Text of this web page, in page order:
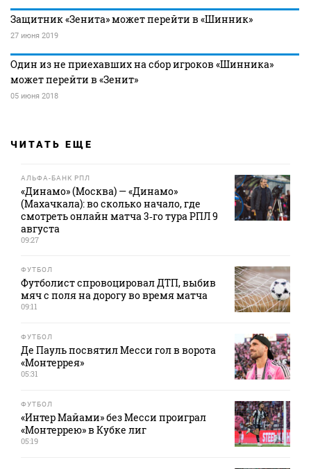
Защитник «Зенита» может перейти в «Шинник»
27 июня 2019
Один из не приехавших на сбор игроков «Шинника»
может перейти в «Зенит»
05 июня 2018
ЧИТАТЬ ЕЩЕ
АЛЬФА-БАНК РПЛ
«Динамо» (Москва) — «Динамо»
(Махачкала): во сколько начало, где
смотреть онлайн матча 3‑го тура РПЛ 9
августа
09:27
ФУТБОЛ
Футболист спровоцировал ДТП, выбив
мяч с поля на дорогу во время матча
09:11
ФУТБОЛ
Де Пауль посвятил Месси гол в ворота
«Монтеррея»
05:31
ФУТБОЛ
«Интер Майами» без Месси проиграл
«Монтеррею» в Кубке лиг
05:19